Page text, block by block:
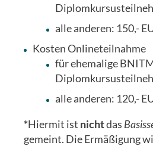
alle anderen: 150,-
Kosten Onlineteilnahme
für ehemalige
alle anderen: 120,-
*Hiermit ist nichtdas
gemeint. Die Ermäßigung